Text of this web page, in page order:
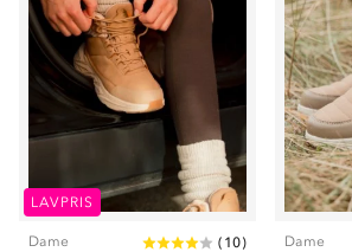
LAVPRIS
Dame ( 10) Dame